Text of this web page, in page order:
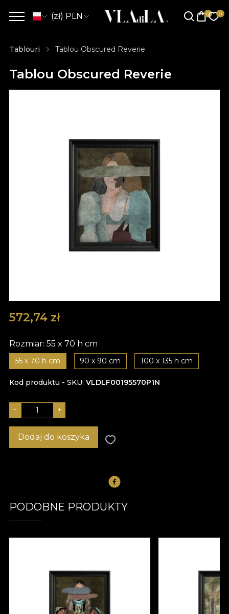
(zł) PLN
Tablouri Tablou Obscured Reverie
Tablou Obscured Reverie
572,74 zł
Rozmiar: 55 x 70 h cm
55 x 70 h cm 90 x 90 cm 100 x 135 h cm
Kod produktu - SKU VLDLF00195570P1N
− +
Dodaj do koszyka
PODOBNE PRODUKTY